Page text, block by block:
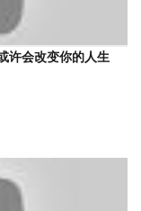
许会改变你的人生